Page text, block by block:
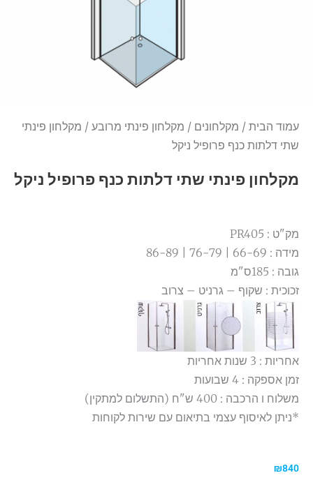
עמוד הבית / מקלחונים / מקלחון פינתי מרובע / מקלחון פינתי
שתי דלתות כנף פרופיל ניקל
מקלחון פינתי שתי דלתות כנף פרופיל ניקל
מק"ט : PR405
מידה : 66-69 | 76-79 | 86-89
גובה : 185ס"מ
זכוכית : שקוף – גרניט – צרוב
אחריות : 3 שנות אחריות
זמן אספקה : 4 שבועות
משלוח ו הרכבה : 400 ש"ח (התשלום למתקין)
*ניתן לאיסוף עצמי בתיאום עם שירות לקוחות
₪840